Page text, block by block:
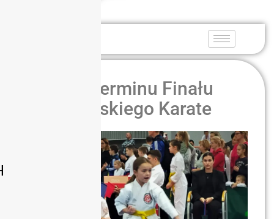
Zmiana terminu Finału
Dolnośląskiego Karate